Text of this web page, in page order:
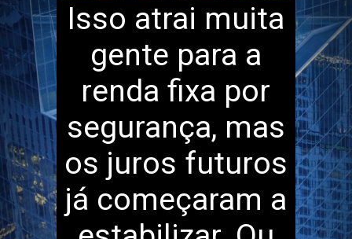
Isso atrai muita
gente para a
renda fixa por
segurança, mas
os juros futuros
já começaram a